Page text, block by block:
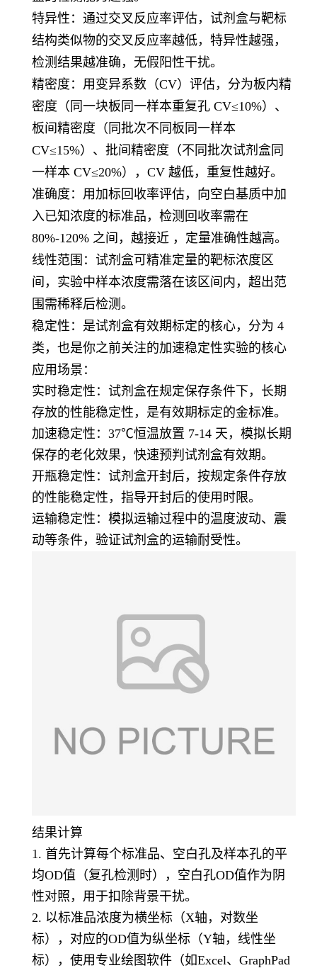
特异性 ：通过交叉反应率评估，试剂盒与靶标
结构类似物的交叉反应率越低，特异性越强，
检测结果越准确，无假阳性干扰。
精密度 ：用变异系数（CV）评估，分为板内精
密度（同一块板同一样本重复孔 CV≤10%）、
板间精密度（同批次不同板同一样本
CV≤15%）、批间精密度（不同批次试剂盒同
一样本 CV≤20%），CV 越低，重复性越好。
准确度 ：用加标回收率评估，向空白基质中加
入已知浓度的标准品，检测回收率需在
80%-120% 之间，越接近 ，定量准确性越高。
线性范围 ：试剂盒可精准定量的靶标浓度区
间，实验中样本浓度需落在该区间内，超出范
围需稀释后检测。
稳定性 ：是试剂盒有效期标定的核心，分为 4
类，也是你之前关注的加速稳定性实验的核心
应用场景：
实时稳定性：试剂盒在规定保存条件下，长期
存放的性能稳定性，是有效期标定的金标准。
加速稳定性：37℃恒温放置 7-14 天，模拟长期
保存的老化效果，快速预判试剂盒有效期。
开瓶稳定性：试剂盒开封后，按规定条件存放
的性能稳定性，指导开封后的使用时限。
运输稳定性：模拟运输过程中的温度波动、震
动等条件，验证试剂盒的运输耐受性。
结果计算
1. 首先计算每个标准品、空白孔及样本孔的平
均OD值（复孔检测时），空白孔OD值作为阴
性对照，用于扣除背景干扰。
2. 以标准品浓度为横坐标（X轴，对数坐
标），对应的OD值为纵坐标（Y轴，线性坐
标），使用专业绘图软件（如Excel、GraphPad